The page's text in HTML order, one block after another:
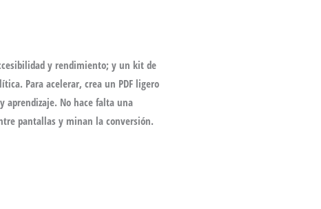
y rendimiento; y un kit de
Para acelerar, crea un PDF ligero
aprendizaje. No hace falta una
pantallas y minan la conversión.